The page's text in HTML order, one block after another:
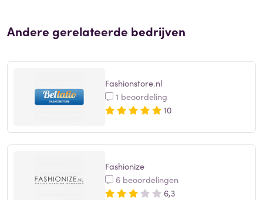
Andere gerelateerde bedrijven
Fashionstore.nl
1 beoordeling
10
Fashionize
6 beoordelingen
6,3